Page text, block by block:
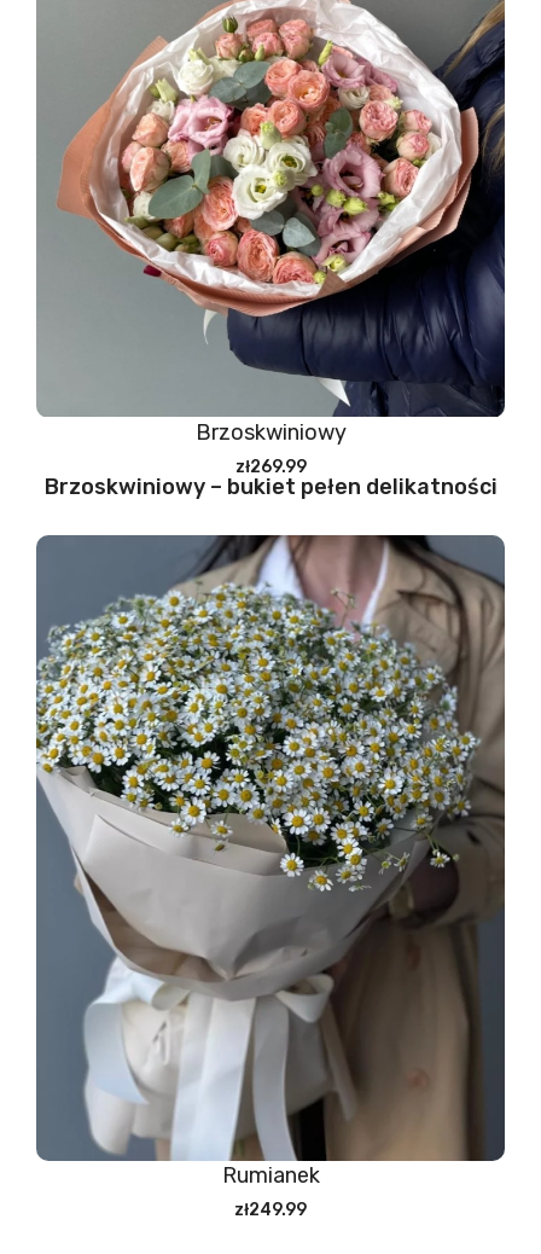
Brzoskwiniowy
zł269.99
Brzoskwiniowy – bukiet pełen delikatności
Rumianek
zł249.99